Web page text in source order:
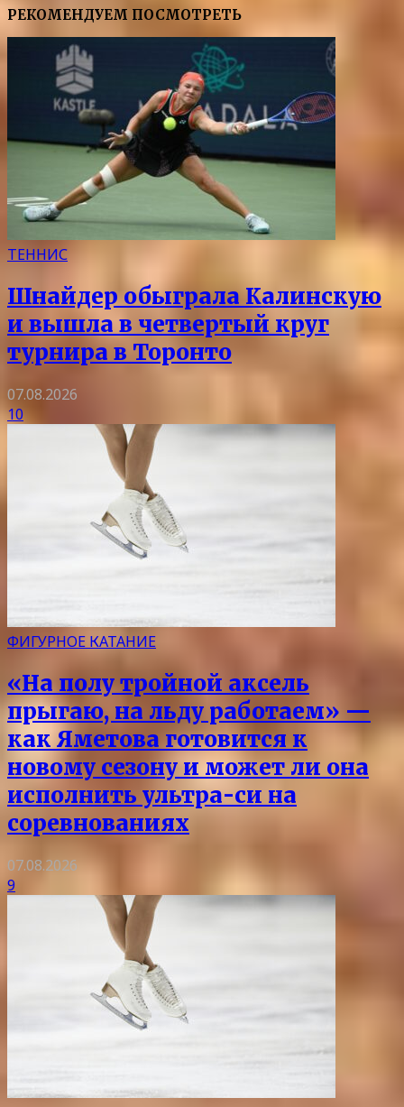
РЕКОМЕНДУЕМ ПОСМОТРЕТЬ
ТЕННИС
Шнайдер обыграла Калинскую
и вышла в четвертый круг
турнира в Торонто
07.08.2026
10
ФИГУРНОЕ КАТАНИЕ
«На полу тройной аксель
прыгаю, на льду работаем» —
как Яметова готовится к
новому сезону и может ли она
исполнить ультра-си на
соревнованиях
07.08.2026
9